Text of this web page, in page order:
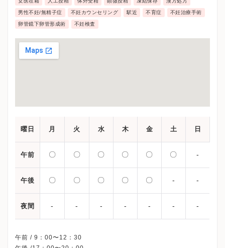
男性不妊/無精子症 不妊カウンセリング 駅近 不育症 不妊治療手術
卵管鏡下卵管形成術 不妊検査
曜日 月 火 水 木 金 土 日
午前 〇 〇 〇 〇 〇 〇 -
午後 〇 〇 〇 〇 〇 - -
夜間 - - - - - - -
午前 / 9：00〜12：30